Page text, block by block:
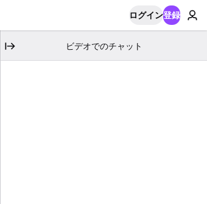
ログイン登録
ビデオでのチャット